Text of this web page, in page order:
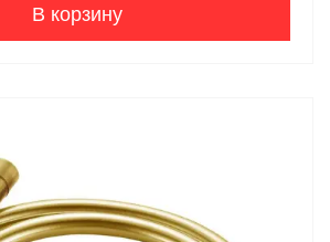
В корзину